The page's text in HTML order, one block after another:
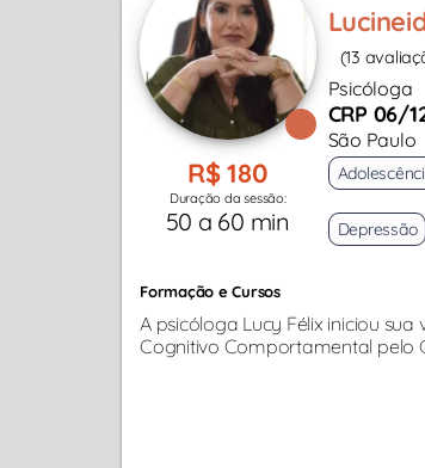
(13
Psicóloga
CRP 06/
São Paulo
R$ 180
Duração da sessão:
50 a 60 min Depressão
Formação e Cursos
A psicóloga Lucy Félix iniciou
Cognitivo Comportamental pelo